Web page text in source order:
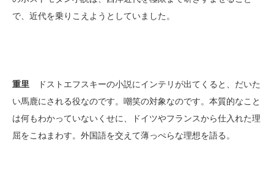
で、近代を乗りこえようとしていました。
重里 ドストエフスキーの小説にインテリが出てくると、だいた
い馬鹿にされる役なのです。嘲笑の対象なのです。本質的なこと
は何もわかっていないくせに、ドイツやフランスから仕入れた理
屈をこねまわす。外国語を交えて薄っぺらな理想を語る。